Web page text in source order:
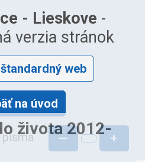
- Lieskove -
verzia stránok
web
na úvod
— +
života 2012-